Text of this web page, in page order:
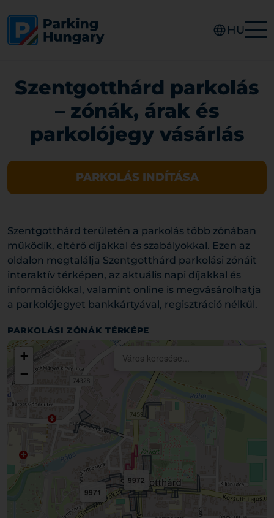
HU
Szentgotthárd parkolás
– zónák, árak és
parkolójegy vásárlás
PARKOLÁS INDÍTÁSA
Szentgotthárd területén a parkolás több zónában
működik, eltérő díjakkal és szabályokkal. Ezen az
oldalon megtalálja Szentgotthárd parkolási zónáit
interaktív térképen, az aktuális napi díjakkal és
információkkal, valamint online is megvásárolhatja
a parkolójegyet bankkártyával, regisztráció nélkül.
PARKOLÁSI ZÓNÁK TÉRKÉPE
9971
9972
+
−